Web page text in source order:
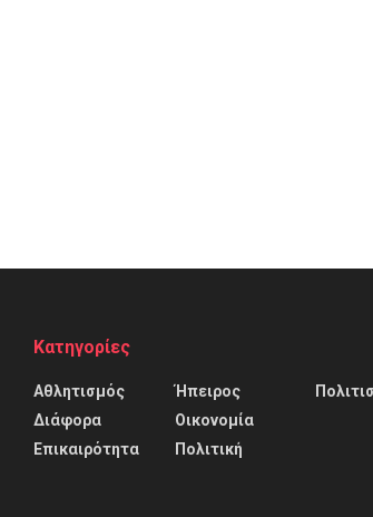
Κατηγορίες
Αθλητισμός
Διάφορα
Επικαιρότητα
Ήπειρος
Οικονομία
Πολιτική